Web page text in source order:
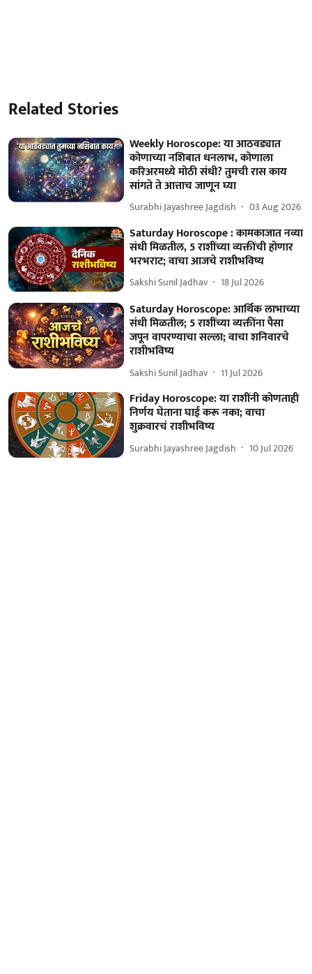
Related Stories
Weekly Horoscope: या आठवड्यात
कोणाच्या नशिबात धनलाभ, कोणाला
करिअरमध्ये मोठी संधी? तुमची रास काय
सांगते ते आत्ताच जाणून घ्या
Surabhi Jayashree Jagdish 03 Aug 2026
Saturday Horoscope : कामकाजात नव्या
संधी मिळतील, 5 राशींच्या व्यक्तींची होणार
भरभराट; वाचा आजचे राशीभविष्य
Sakshi Sunil Jadhav 18 Jul 2026
Saturday Horoscope: आर्थिक लाभाच्या
संधी मिळतील; 5 राशींच्या व्यक्तींना पैसा
जपून वापरण्याचा सल्ला; वाचा शनिवारचे
राशीभविष्य
Sakshi Sunil Jadhav 11 Jul 2026
Friday Horoscope: या राशींनी कोणताही
निर्णय घेताना घाई करू नका; वाचा
शुक्रवारचं राशीभविष्य
Surabhi Jayashree Jagdish 10 Jul 2026